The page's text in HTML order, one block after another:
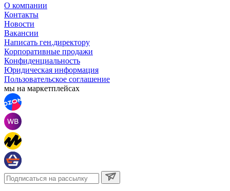
О компании
Контакты
Новости
Вакансии
Написать ген.директору
Корпоративные продажи
Конфиденциальность
Юридическая информация
Пользовательское соглашение
мы на маркетплейсах